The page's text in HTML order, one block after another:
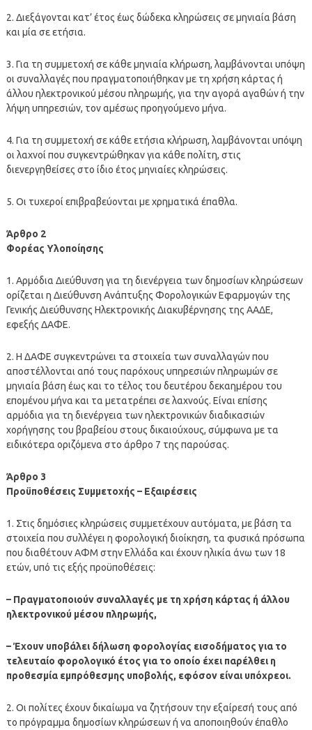
2. Διεξάγονται κατ’ έτος έως δώδεκα κληρώσεις σε μηνιαία βάση
και μία σε ετήσια.
3. Για τη συμμετοχή σε κάθε μηνιαία κλήρωση, λαμβάνονται υπόψη
οι συναλλαγές που πραγματοποιήθηκαν με τη χρήση κάρτας ή
άλλου ηλεκτρονικού μέσου πληρωμής, για την αγορά αγαθών ή την
λήψη υπηρεσιών, τον αμέσως προηγούμενο μήνα.
4. Για τη συμμετοχή σε κάθε ετήσια κλήρωση, λαμβάνονται υπόψη
οι λαχνοί που συγκεντρώθηκαν για κάθε πολίτη, στις
διενεργηθείσες στο ίδιο έτος μηνιαίες κληρώσεις.
5. Οι τυχεροί επιβραβεύονται με χρηματικά έπαθλα.
Άρθρο 2
Φορέας Υλοποίησης
1. Αρμόδια Διεύθυνση για τη διενέργεια των δημοσίων κληρώσεων
ορίζεται η Διεύθυνση Ανάπτυξης Φορολογικών Εφαρμογών της
Γενικής Διεύθυνσης Ηλεκτρονικής Διακυβέρνησης της ΑΑΔΕ,
εφεξής ΔΑΦΕ.
2. Η ΔΑΦΕ συγκεντρώνει τα στοιχεία των συναλλαγών που
αποστέλλονται από τους παρόχους υπηρεσιών πληρωμών σε
μηνιαία βάση έως και το τέλος του δευτέρου δεκαημέρου του
επομένου μήνα και τα μετατρέπει σε λαχνούς. Είναι επίσης
αρμόδια για τη διενέργεια των ηλεκτρονικών διαδικασιών
χορήγησης του βραβείου στους δικαιούχους, σύμφωνα με τα
ειδικότερα οριζόμενα στο άρθρο 7 της παρούσας.
Άρθρο 3
Προϋποθέσεις Συμμετοχής – Εξαιρέσεις
1. Στις δημόσιες κληρώσεις συμμετέχουν αυτόματα, με βάση τα
στοιχεία που συλλέγει η φορολογική διοίκηση, τα φυσικά πρόσωπα
που διαθέτουν ΑΦΜ στην Ελλάδα και έχουν ηλικία άνω των 18
ετών, υπό τις εξής προϋποθέσεις:
– Πραγματοποιούν συναλλαγές με τη χρήση κάρτας ή άλλου
ηλεκτρονικού μέσου πληρωμής,
– Έχουν υποβάλει δήλωση φορολογίας εισοδήματος για το
τελευταίο φορολογικό έτος για το οποίο έχει παρέλθει η
προθεσμία εμπρόθεσμης υποβολής, εφόσον είναι υπόχρεοι.
2. Οι πολίτες έχουν δικαίωμα να ζητήσουν την εξαίρεσή τους από
το πρόγραμμα δημοσίων κληρώσεων ή να αποποιηθούν έπαθλο